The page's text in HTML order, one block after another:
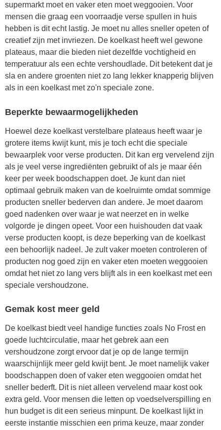
supermarkt moet en vaker eten moet weggooien. Voor
mensen die graag een voorraadje verse spullen in huis
hebben is dit echt lastig. Je moet nu alles sneller opeten of
creatief zijn met invriezen. De koelkast heeft wel gewone
plateaus, maar die bieden niet dezelfde vochtigheid en
temperatuur als een echte vershoudlade. Dit betekent dat je
sla en andere groenten niet zo lang lekker knapperig blijven
als in een koelkast met zo'n speciale zone.
Beperkte bewaarmogelijkheden
Hoewel deze koelkast verstelbare plateaus heeft waar je
grotere items kwijt kunt, mis je toch echt die speciale
bewaarplek voor verse producten. Dit kan erg vervelend zijn
als je veel verse ingrediënten gebruikt of als je maar één
keer per week boodschappen doet. Je kunt dan niet
optimaal gebruik maken van de koelruimte omdat sommige
producten sneller bederven dan andere. Je moet daarom
goed nadenken over waar je wat neerzet en in welke
volgorde je dingen opeet. Voor een huishouden dat vaak
verse producten koopt, is deze beperking van de koelkast
een behoorlijk nadeel. Je zult vaker moeten controleren of
producten nog goed zijn en vaker eten moeten weggooien
omdat het niet zo lang vers blijft als in een koelkast met een
speciale vershoudzone.
Gemak kost meer geld
De koelkast biedt veel handige functies zoals No Frost en
goede luchtcirculatie, maar het gebrek aan een
vershoudzone zorgt ervoor dat je op de lange termijn
waarschijnlijk meer geld kwijt bent. Je moet namelijk vaker
boodschappen doen of vaker eten weggooien omdat het
sneller bederft. Dit is niet alleen vervelend maar kost ook
extra geld. Voor mensen die letten op voedselverspilling en
hun budget is dit een serieus minpunt. De koelkast lijkt in
eerste instantie misschien een prima keuze, maar zonder